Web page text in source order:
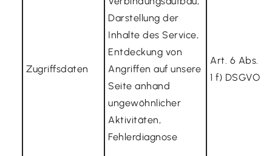
Zugriffsdaten
Darstellung der
Inhalte des Service,
Entdeckung von
Angriffen auf unsere
Seite anhand
ungewöhnlicher
Aktivitäten,
Fehlerdiagnose
Art. 6 Abs.
1 f) DSGVO